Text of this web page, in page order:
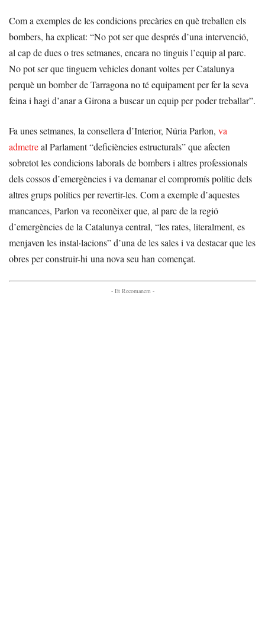
Com a exemples de les condicions precàries en què treballen els
bombers, ha explicat: “No pot ser que després d’una intervenció,
al cap de dues o tres setmanes, encara no tinguis l’equip al parc.
No pot ser que tinguem vehicles donant voltes per Catalunya
perquè un bomber de Tarragona no té equipament per fer la seva
feina i hagi d’anar a Girona a buscar un equip per poder treballar”.
Fa unes setmanes, la consellera d’Interior, Núria Parlon, va
admetreal Parlament “deficiències estructurals” que afecten
sobretot les condicions laborals de bombers i altres professionals
dels cossos d’emergències i va demanar el compromís polític dels
altres grups polítics per revertir-les. Com a exemple d’aquestes
mancances, Parlon va reconèixer que, al parc de la regió
d’emergències de la Catalunya central, “les rates, literalment, es
menjaven les instal·lacions” d’una de les sales i va destacar que les
obres per construir-hi una nova seu han començat.
- Et Recomanem -